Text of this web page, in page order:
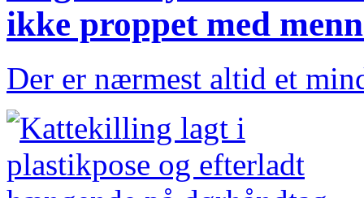
ikke proppet med
Der er nærmest altid et